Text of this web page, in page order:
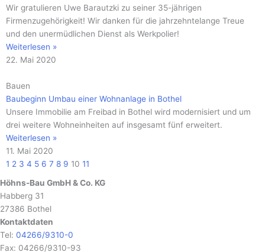
Wir gratulieren Uwe Barautzki zu seiner 35-jährigen
Firmenzugehörigkeit! Wir danken für die jahrzehntelange Treue
und den unermüdlichen Dienst als Werkpolier!
Weiterlesen »
22. Mai 2020
Bauen
Baubeginn Umbau einer Wohnanlage in Bothel
Unsere Immobilie am Freibad in Bothel wird modernisiert und um
drei weitere Wohneinheiten auf insgesamt fünf erweitert.
Weiterlesen »
11. Mai 2020
1 2 3 4 5 6 7 8 9 10 11
Höhns-Bau GmbH & Co. KG
Habberg 31
27386 Bothel
Kontaktdaten
Tel: 04266/9310-0
Fax: 04266/9310-93